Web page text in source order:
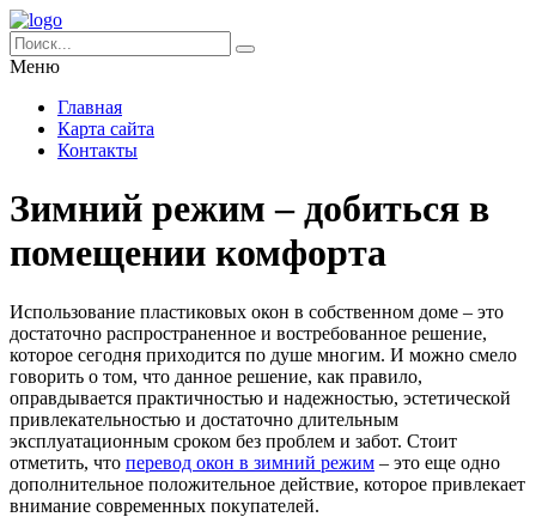
Меню
Главная
Карта сайта
Контакты
Зимний режим – добиться в
помещении комфорта
Использование пластиковых окон в собственном доме – это
достаточно распространенное и востребованное решение,
которое сегодня приходится по душе многим. И можно смело
говорить о том, что данное решение, как правило,
оправдывается практичностью и надежностью, эстетической
привлекательностью и достаточно длительным
эксплуатационным сроком без проблем и забот. Стоит
отметить, что перевод окон в зимний режим – это еще одно
дополнительное положительное действие, которое привлекает
внимание современных покупателей.